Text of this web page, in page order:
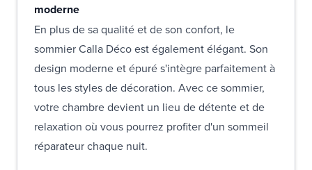
moderne
En plus de sa qualité et de son confort, le
sommier Calla Déco est également élégant. Son
design moderne et épuré s'intègre parfaitement à
tous les styles de décoration. Avec ce sommier,
votre chambre devient un lieu de détente et de
relaxation où vous pourrez profiter d'un sommeil
réparateur chaque nuit.